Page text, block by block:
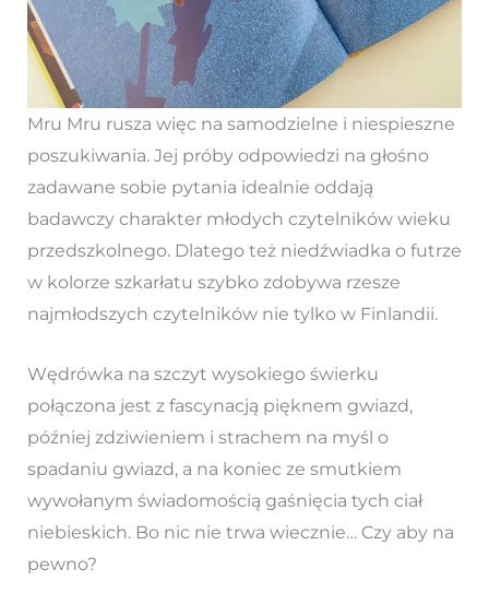
Mru Mru rusza więc na samodzielne i niespieszne
poszukiwania. Jej próby odpowiedzi na głośno
zadawane sobie pytania idealnie oddają
badawczy charakter młodych czytelników wieku
przedszkolnego. Dlatego też niedźwiadka o futrze
w kolorze szkarłatu szybko zdobywa rzesze
najmłodszych czytelników nie tylko w Finlandii.
Wędrówka na szczyt wysokiego świerku
połączona jest z fascynacją pięknem gwiazd,
później zdziwieniem i strachem na myśl o
spadaniu gwiazd, a na koniec ze smutkiem
wywołanym świadomością gaśnięcia tych ciał
niebieskich. Bo nic nie trwa wiecznie… Czy aby na
pewno?